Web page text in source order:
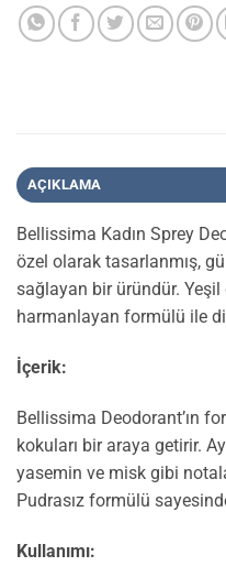
AÇIKLAMA
Bellissima Kadın Sprey
özel olarak tasarlanmış,
sağlayan bir üründür.
harmanlayan formülü ile
İçerik:
Bellissima Deodorant’ın
kokuları bir araya getirir.
yasemin ve misk gibi
Pudrasız formülü
Kullanımı: